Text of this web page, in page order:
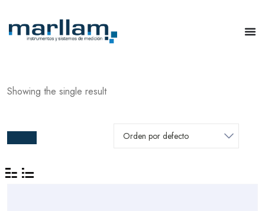
Showing the single result